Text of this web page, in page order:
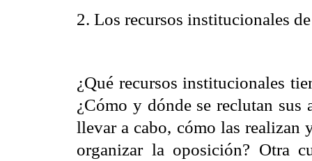
2. Los recursos institucionales
¿Qué recursos institucionales
¿Cómo y dónde se reclutan sus
llevar a cabo, cómo las realizan
organizar la oposición? Otra